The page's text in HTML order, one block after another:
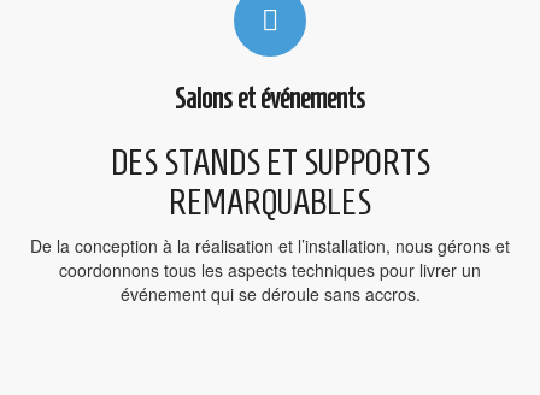
Salons et événements
DES STANDS ET SUPPORTS
REMARQUABLES
De la conception à la réalisation et l’installation, nous gérons et
coordonnons tous les aspects techniques pour livrer un
événement qui se déroule sans accros.